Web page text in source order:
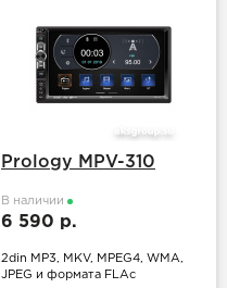
Prology MPV-310
В наличии
6 590 р.
2din MP3, MKV, MPEG4, WMA,
JPEG и формата FLAc